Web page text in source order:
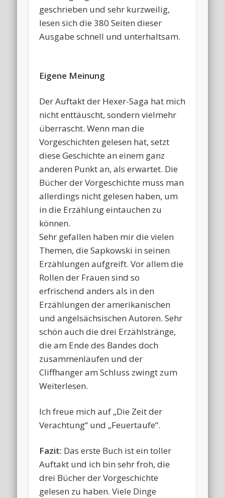
geschrieben und sehr kurzweilig,
lesen sich die 380 Seiten dieser
Ausgabe schnell und unterhaltsam.
Eigene Meinung
Der Auftakt der Hexer-Saga hat mich
nicht enttäuscht, sondern vielmehr
überrascht. Wenn man die
Vorgeschichten gelesen hat, setzt
diese Geschichte an einem ganz
anderen Punkt an, als erwartet. Die
Bücher der Vorgeschichte muss man
allerdings nicht gelesen haben, um
in die Erzählung eintauchen zu
können.
Sehr gefallen haben mir die vielen
Themen, die Sapkowski in seinen
Erzählungen aufgreift. Vor allem die
Rollen der Frauen sind so
erfrischend anders als in den
Erzählungen der amerikanischen
und angelsächsischen Autoren. Sehr
schön auch die drei Erzählstränge,
die am Ende des Bandes doch
zusammenlaufen und der
Cliffhanger am Schluss zwingt zum
Weiterlesen.
Ich freue mich auf „Die Zeit der
Verachtung“ und „Feuertaufe“.
Fazit: Das erste Buch ist ein toller
Auftakt und ich bin sehr froh, die
drei Bücher der Vorgeschichte
gelesen zu haben. Viele Dinge